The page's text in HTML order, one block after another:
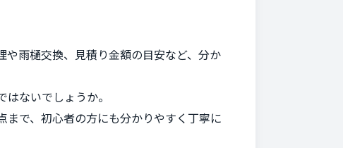
や雨樋交換、見積り金額の目安など、分か
ないでしょうか。
で、初心者の方にも分かりやすく丁寧に